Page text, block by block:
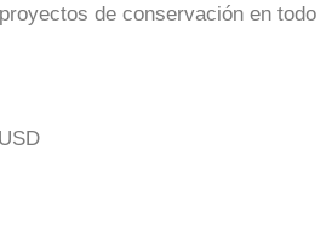
de conservación en todo